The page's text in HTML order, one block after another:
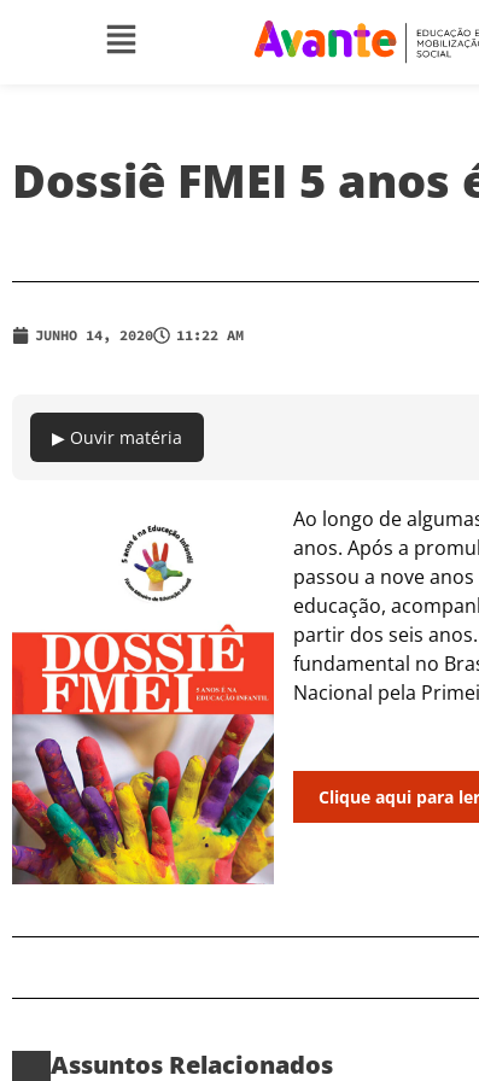
Dossiê FMEI 5
JUNHO 14, 2020 11:22 AM
▶ Ouvir matéria
Ao longo de
anos. Após a
passou a nove
educação,
partir dos seis
fundamental no
Nacional pela
Clique aqui para
Assuntos Relacionados